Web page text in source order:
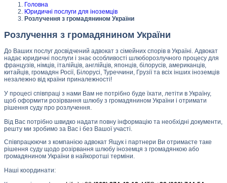
Головна
Юридичні послуги для іноземців
Розлучення з громадянином України
Розлучення з громадянином України
До Ваших послуг досвідчений адвокат з сімейних спорів в Україні. Адвокат
надає юридичні послуги і знає особливості шлюборозлучного процесу для
французів, німців, італійців, англійців, японців, білорусів, американців,
китайців, громадян Росії, Білорусі, Туреччини, Грузії та всіх інших іноземців
незалежно від країни приналежності!
У процесі співпраці з нами Вам не потрібно буде їхати, летіти в Україну,
щоб оформити розірвання шлюбу з громадянином України і отримати
рішення суду про розлучення.
Від Вас потрібно швидко надати повну інформацію та необхідні документи,
решту ми зробимо за Вас і без Вашої участі.
Співпрацюючи з компанією адвокат Ящук і партнери Ви отримаєте таке
рішення суду щодо розірвання шлюбу іноземця з громадянкою або
громадянином України в найкоротші терміни.
Наші координати: